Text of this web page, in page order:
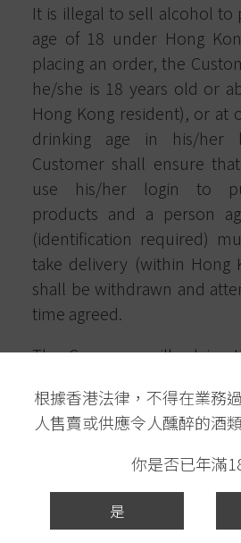
根據香港法律，不得在業務
人售賣或供應令人醺醉的酒類
你是否已年滿
是
It is illegal to sell alcohol
age of 18 under Hong
placing an order, the
he/she is 18 years old or
Hong Kong resident), or at
drinking age in his/her
Customer shall ensure
use his/her login to
products and a person
(identification required)
take delivery (within Hong
shall be withdrawn and
time agreed.
The Company will advise
products on this website
however makes no
warranty about
completeness or reliability
are subject to changes
and all orders are